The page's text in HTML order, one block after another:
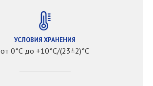
УСЛОВИЯ ХРАНЕНИЯ
от 0°С до +10°С/(23±2)°С